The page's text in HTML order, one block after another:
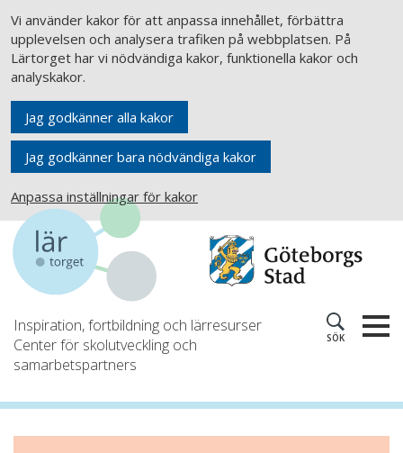
Vi använder kakor för att anpassa innehållet, förbättra
upplevelsen och analysera trafiken på webbplatsen. På
Lärtorget har vi nödvändiga kakor, funktionella kakor och
analyskakor.
Jag godkänner alla kakor
Jag godkänner bara nödvändiga kakor
Anpassa inställningar för kakor
Inspiration, fortbildning och lärresurser
Center för skolutveckling och
samarbetspartners
SÖK